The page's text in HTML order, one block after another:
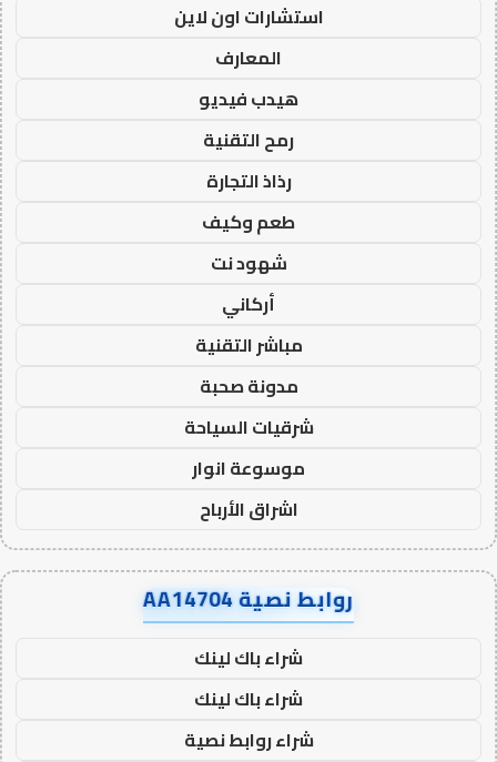
استشارات اون لاين
المعارف
هيدب فيديو
رمح التقنية
رذاذ التجارة
طعم وكيف
شهود نت
أركاني
مباشر التقنية
مدونة صحبة
شرقيات السياحة
موسوعة انوار
اشراق الأرباح
روابط نصية AA14704
شراء باك لينك
شراء باك لينك
شراء روابط نصية